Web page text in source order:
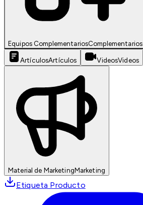
Equipos ComplementariosComplementarios
ArtículosArtículos VideosVideos
Material de MarketingMarketing
Etiqueta Producto